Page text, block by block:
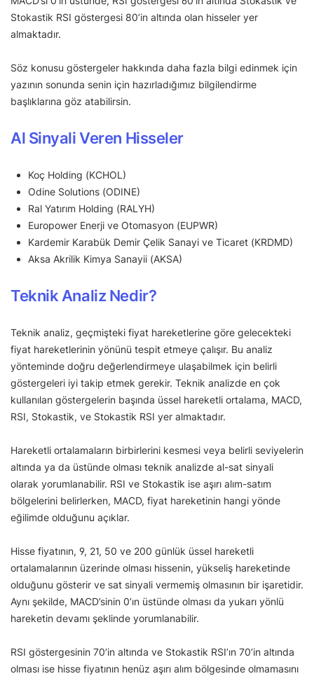
Stokastik RSI göstergesi 80’in altında olan hisseler yer
almaktadır.
Söz konusu göstergeler hakkında daha fazla bilgi edinmek için
yazının sonunda senin için hazırladığımız bilgilendirme
başlıklarına göz atabilirsin.
Al Sinyali Veren Hisseler
Koç Holding (KCHOL)
Odine Solutions (ODINE)
Ral Yatırım Holding (RALYH)
Europower Enerji ve Otomasyon (EUPWR)
Kardemir Karabük Demir Çelik Sanayi ve Ticaret (KRDMD)
Aksa Akrilik Kimya Sanayii (AKSA)
Teknik Analiz Nedir?
Teknik analiz, geçmişteki fiyat hareketlerine göre gelecekteki
fiyat hareketlerinin yönünü tespit etmeye çalışır. Bu analiz
yönteminde doğru değerlendirmeye ulaşabilmek için belirli
göstergeleri iyi takip etmek gerekir. Teknik analizde en çok
kullanılan göstergelerin başında üssel hareketli ortalama, MACD,
RSI, Stokastik, ve Stokastik RSI yer almaktadır.
Hareketli ortalamaların birbirlerini kesmesi veya belirli seviyelerin
altında ya da üstünde olması teknik analizde al-sat sinyali
olarak yorumlanabilir. RSI ve Stokastik ise aşırı alım-satım
bölgelerini belirlerken, MACD, fiyat hareketinin hangi yönde
eğilimde olduğunu açıklar.
Hisse fiyatının, 9, 21, 50 ve 200 günlük üssel hareketli
ortalamalarının üzerinde olması hissenin, yükseliş hareketinde
olduğunu gösterir ve sat sinyali vermemiş olmasının bir işaretidir.
Aynı şekilde, MACD’sinin 0’ın üstünde olması da yukarı yönlü
hareketin devamı şeklinde yorumlanabilir.
RSI göstergesinin 70’in altında ve Stokastik RSI’ın 70’in altında
olması ise hisse fiyatının henüz aşırı alım bölgesinde olmamasını